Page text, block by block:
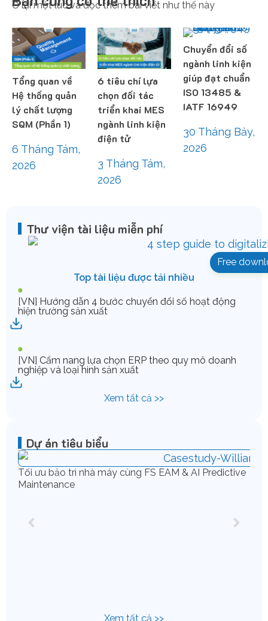
Ở lại một lúc và đọc thêm bài viết như thế này
Tổng quan về
Hệ thống quản
lý chất lượng
SQM (Phần 1)
6 Tháng Tám,
2026
6 tiêu chí lựa
chọn đối tác
triển khai MES
ngành linh kiện
điện tử
3 Tháng Tám,
2026
Chuyển đổi số
ngành linh kiện
giúp đạt chuẩn
ISO 13485 &
IATF 16949
30 Tháng Bảy,
2026
Thư viện tài liệu miễn phí
Free
Top tài liệu được tải nhiều
[VN] Hướng dẫn 4 bước chuyển đổi số hoạt động
hiện trường sản xuất
[VN] Cẩm nang lựa chọn ERP theo quy mô doanh
nghiệp và loại hình sản xuất
Xem tất cả >>
Dự án tiêu biểu
Tối ưu bảo trì nhà máy cùng FS EAM & AI Predictive
Maintenance
Xem tất cả >>